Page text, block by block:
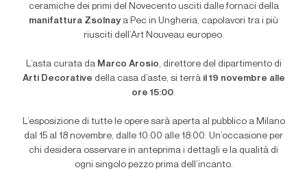
ceramiche dei primi del Novecento usciti dalle fornaci della
manifattura Zsolnaya Pec in Ungheria, capolavori tra i più
riusciti dell’Art Nouveau europeo.
L’asta curata da Marco Arosio, direttore del dipartimento di
Arti Decorative della casa d’aste, si terrà il 19 novembre alle
ore 15:00.
L’esposizione di tutte le opere sarà aperta al pubblico a Milano
dal 15 al 18 novembre, dalle 10:00 alle 18:00. Un’occasione per
chi desidera osservare in anteprima i dettagli e la qualità di
ogni singolo pezzo prima dell ’incanto.